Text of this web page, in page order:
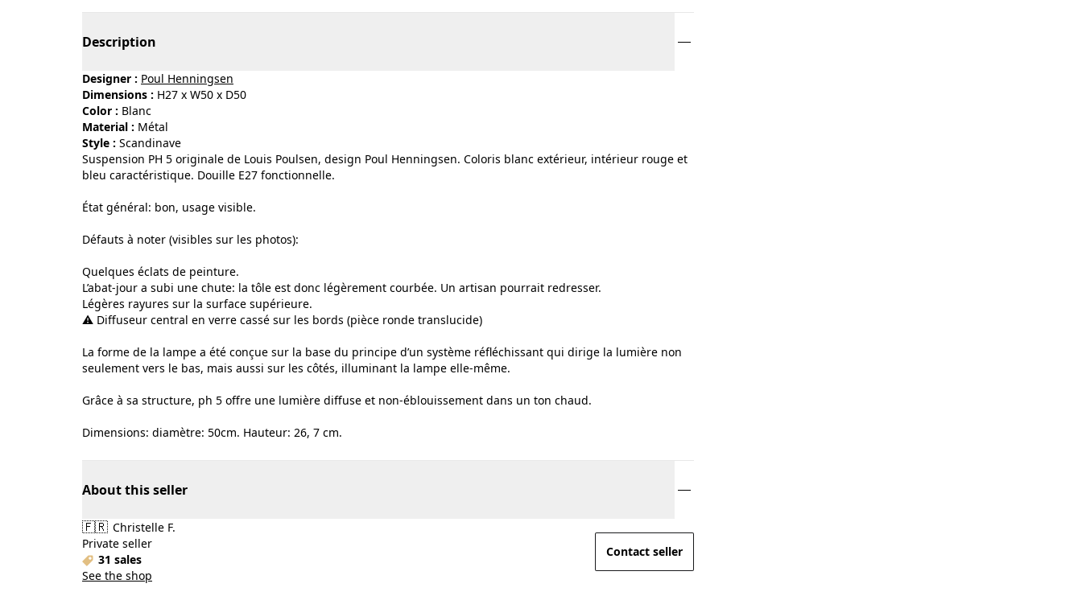
Description
Designer : Poul Henningsen
Dimensions : H27 x W50 x D50
Color :
blanc
Material :
métal
Style :
scandinave
Suspension PH 5 originale de Louis Poulsen, design Poul Henningsen. Coloris blanc extérieur, intérieur rouge et
bleu caractéristique. Douille E27 fonctionnelle.
État général: bon, usage visible.
Défauts à noter (visibles sur les photos):
Quelques éclats de peinture.
L’abat-jour a subi une chute: la tôle est donc légèrement courbée. Un artisan pourrait redresser.
Légères rayures sur la surface supérieure.
⚠️ Diffuseur central en verre cassé sur les bords (pièce ronde translucide)
La forme de la lampe a été conçue sur la base du principe d’un système réfléchissant qui dirige la lumière non
seulement vers le bas, mais aussi sur les côtés, illuminant la lampe elle-même.
Grâce à sa structure, ph 5 offre une lumière diffuse et non-éblouissement dans un ton chaud.
Dimensions: diamètre: 50cm. Hauteur: 26, 7 cm.
About this seller
🇫🇷 Christelle F.
Private seller
31 sales
See the shop
Contact seller